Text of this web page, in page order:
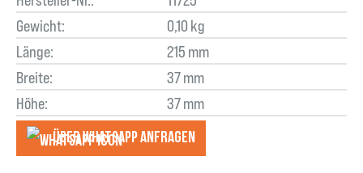
Gewicht:
0,10 kg
Länge:
215 mm
Breite:
37 mm
Höhe:
37 mm
Über WhatsApp anfragеn